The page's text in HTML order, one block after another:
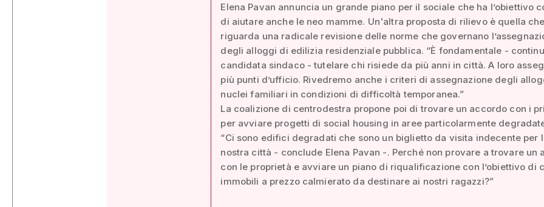
Elena Pavan annuncia un grande piano per il sociale che ha l’obiettivo
di aiutare anche le neo mamme. Un'altra proposta di rilievo è quella
riguarda una radicale revisione delle norme che governano
degli alloggi di edilizia residenziale pubblica. “È fondamentale -
candidata sindaco - tutelare chi risiede da più anni in città. A loro
più punti d’ufficio. Rivedremo anche i criteri di assegnazione degli
nuclei familiari in condizioni di difficoltà temporanea.”
La coalizione di centrodestra propone poi di trovare un accordo con i
per avviare progetti di social housing in aree particolarmente
“Ci sono edifici degradati che sono un biglietto da visita indecente per
nostra città - conclude Elena Pavan -. Perché non provare a trovare un
con le proprietà e avviare un piano di riqualificazione con l’obiettivo di
immobili a prezzo calmierato da destinare ai nostri ragazzi?”